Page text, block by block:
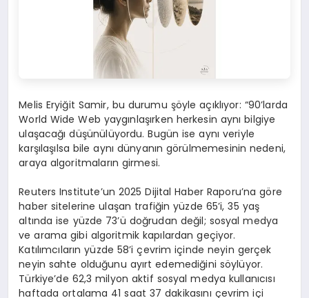
Melis Eryiğit Samir, bu durumu şöyle açıklıyor: “90’larda
World Wide Web yaygınlaşırken herkesin aynı bilgiye
ulaşacağı düşünülüyordu. Bugün ise aynı veriyle
karşılaşılsa bile aynı dünyanın görülmemesinin nedeni,
araya algoritmaların girmesi.
Reuters Institute’un 2025 Dijital Haber Raporu’na göre
haber sitelerine ulaşan trafiğin yüzde 65’i, 35 yaş
altında ise yüzde 73’ü doğrudan değil; sosyal medya
ve arama gibi algoritmik kapılardan geçiyor.
Katılımcıların yüzde 58’i çevrim içinde neyin gerçek
neyin sahte olduğunu ayırt edemediğini söylüyor.
Türkiye’de 62,3 milyon aktif sosyal medya kullanıcısı
haftada ortalama 41 saat 37 dakikasını çevrim içi